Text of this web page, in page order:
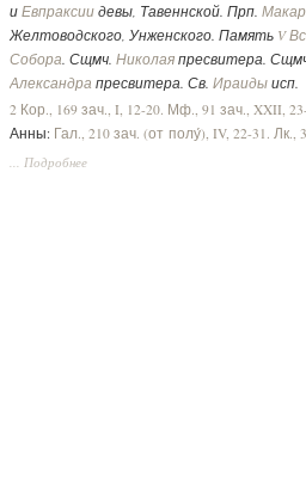
иЕвпраксии девы, Тавеннской. Прп.
Желтоводского, Унженского. Память V
Собора. Сщмч.Николая пресвитера.
Александра пресвитера. Св.Ираиды исп.
2 Кор., 169 зач., I, 12-20. Мф., 91 зач., XXII,
Анны: Гал., 210 зач. (от полу́), IV, 22-31. Лк.,
16-21.
... Подробнее